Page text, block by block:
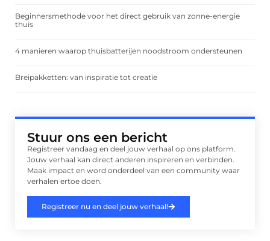
Beginnersmethode voor het direct gebruik van zonne-energie
thuis
4 manieren waarop thuisbatterijen noodstroom ondersteunen
Breipakketten: van inspiratie tot creatie
Stuur ons een bericht
Registreer vandaag en deel jouw verhaal op ons platform.
Jouw verhaal kan direct anderen inspireren en verbinden.
Maak impact en word onderdeel van een community waar
verhalen ertoe doen.
Registreer nu en deel jouw verhaal!